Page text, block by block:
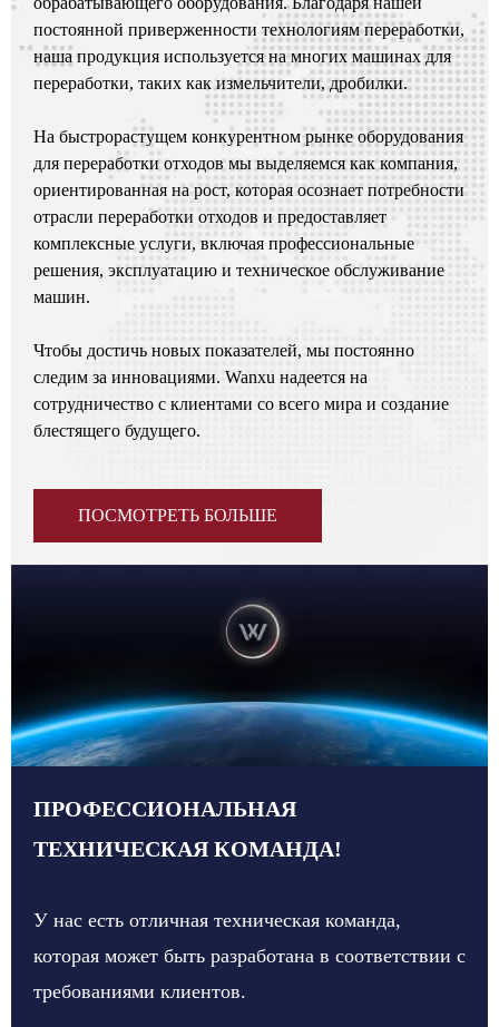
постоянной приверженности технологиям переработки,
наша продукция используется на многих машинах для
переработки, таких как измельчители, дробилки.
На быстрорастущем конкурентном рынке оборудования
для переработки отходов мы выделяемся как компания,
ориентированная на рост, которая осознает потребности
отрасли переработки отходов и предоставляет
комплексные услуги, включая профессиональные
решения, эксплуатацию и техническое обслуживание
машин.
Чтобы достичь новых показателей, мы постоянно
следим за инновациями. Wanxu надеется на
сотрудничество с клиентами со всего мира и создание
блестящего будущего.
ПОСМОТРЕТЬ БОЛЬШЕ
ПРОФЕССИОНАЛЬНАЯ
ТЕХНИЧЕСКАЯ КОМАНДА!
У нас есть отличная техническая команда,
которая может быть разработана в соответствии с
требованиями клиентов.